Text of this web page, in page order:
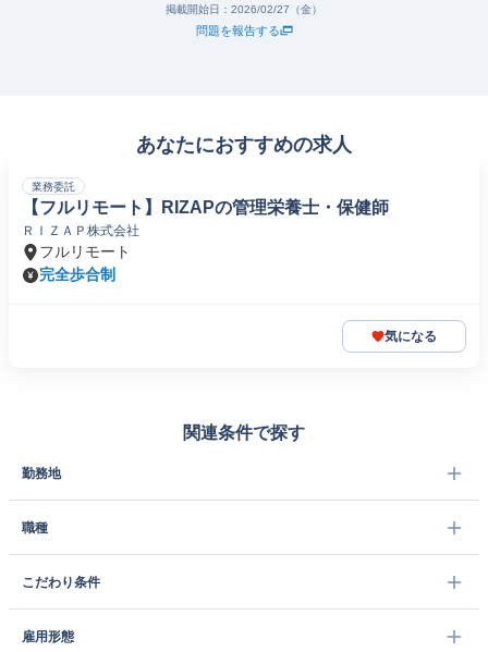
掲載開始日： 2026/02/27（金）
問題を報告する
あなたにおすすめの求人
業務委託
【フルリモート】RIZAPの管理栄養士・保健師
ＲＩＺＡＰ株式会社
フルリモート
完全歩合制
気になる
関連条件で探す
勤務地
職種
こだわり条件
雇用形態